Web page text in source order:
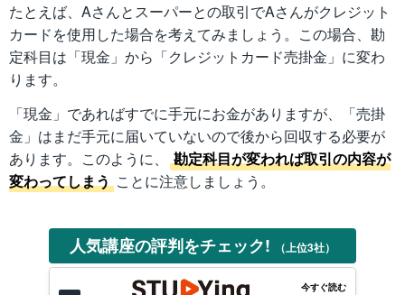
たとえば、Aさんとスーパーとの取引でAさんがクレジット
カードを使用した場合を考えてみましょう。この場合、勘
定科目は「現金」から「クレジットカード売掛金」に変わ
ります。
「現金」であればすでに手元にお金がありますが、「売掛
金」はまだ手元に届いていないので後から回収する必要が
あります。このように、
勘定科目が変われば取引の内容が
変わってしまう ことに注意しましょう。
人気講座の評判をチェック! （上位3社）
今すぐ読む